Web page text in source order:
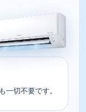
切不要です。